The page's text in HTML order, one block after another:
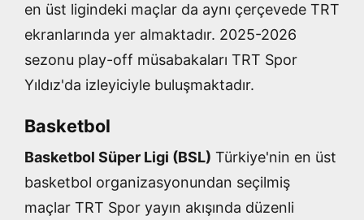
en üst ligindeki maçlar da aynı çerçevede TRT
ekranlarında yer almaktadır. 2025-2026
sezonu play-off müsabakaları TRT Spor
Yıldız'da izleyiciyle buluşmaktadır.
Basketbol
Basketbol Süper Ligi (BSL) Türkiye'nin en üst
basketbol organizasyonundan seçilmiş
maçlar TRT Spor yayın akışında düzenli